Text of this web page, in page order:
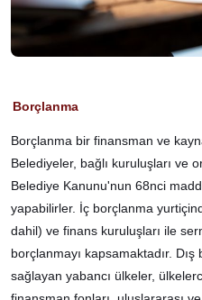
Borçlanma
Borçlanma bir finansman ve
Belediyeler, bağlı kuruluşları ve
Belediye Kanunu'nun 68nci
yapabilirler. İç borçlanma
dahil) ve finans kuruluşları ile
borçlanmayı kapsamaktadır.
sağlayan yabancı ülkeler,